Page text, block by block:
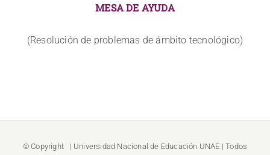
MESA DE AYUDA
(Resolución de problemas de ámbito tecnológico)
© Copyright | Universidad Nacional de Educación UNAE | Todos